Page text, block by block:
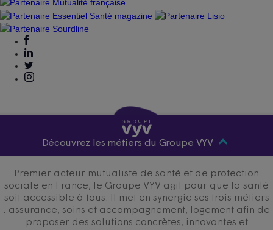
Découvrez les métiers du Groupe VYV
Premier acteur mutualiste de santé et de protection
sociale en France, le Groupe VYV agit pour que la santé
soit accessible à tous. Il met en synergie ses trois métiers
: assurance, soins et accompagnement, logement afin de
proposer des solutions concrètes, innovantes et